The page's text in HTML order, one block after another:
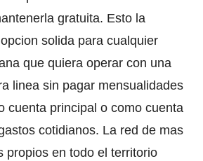
gratuita. Esto la
solida para cualquier
que quiera operar con una
linea sin pagar mensualidades
cuenta principal o como cuenta
cotidianos. La red de mas
propios en todo el territorio